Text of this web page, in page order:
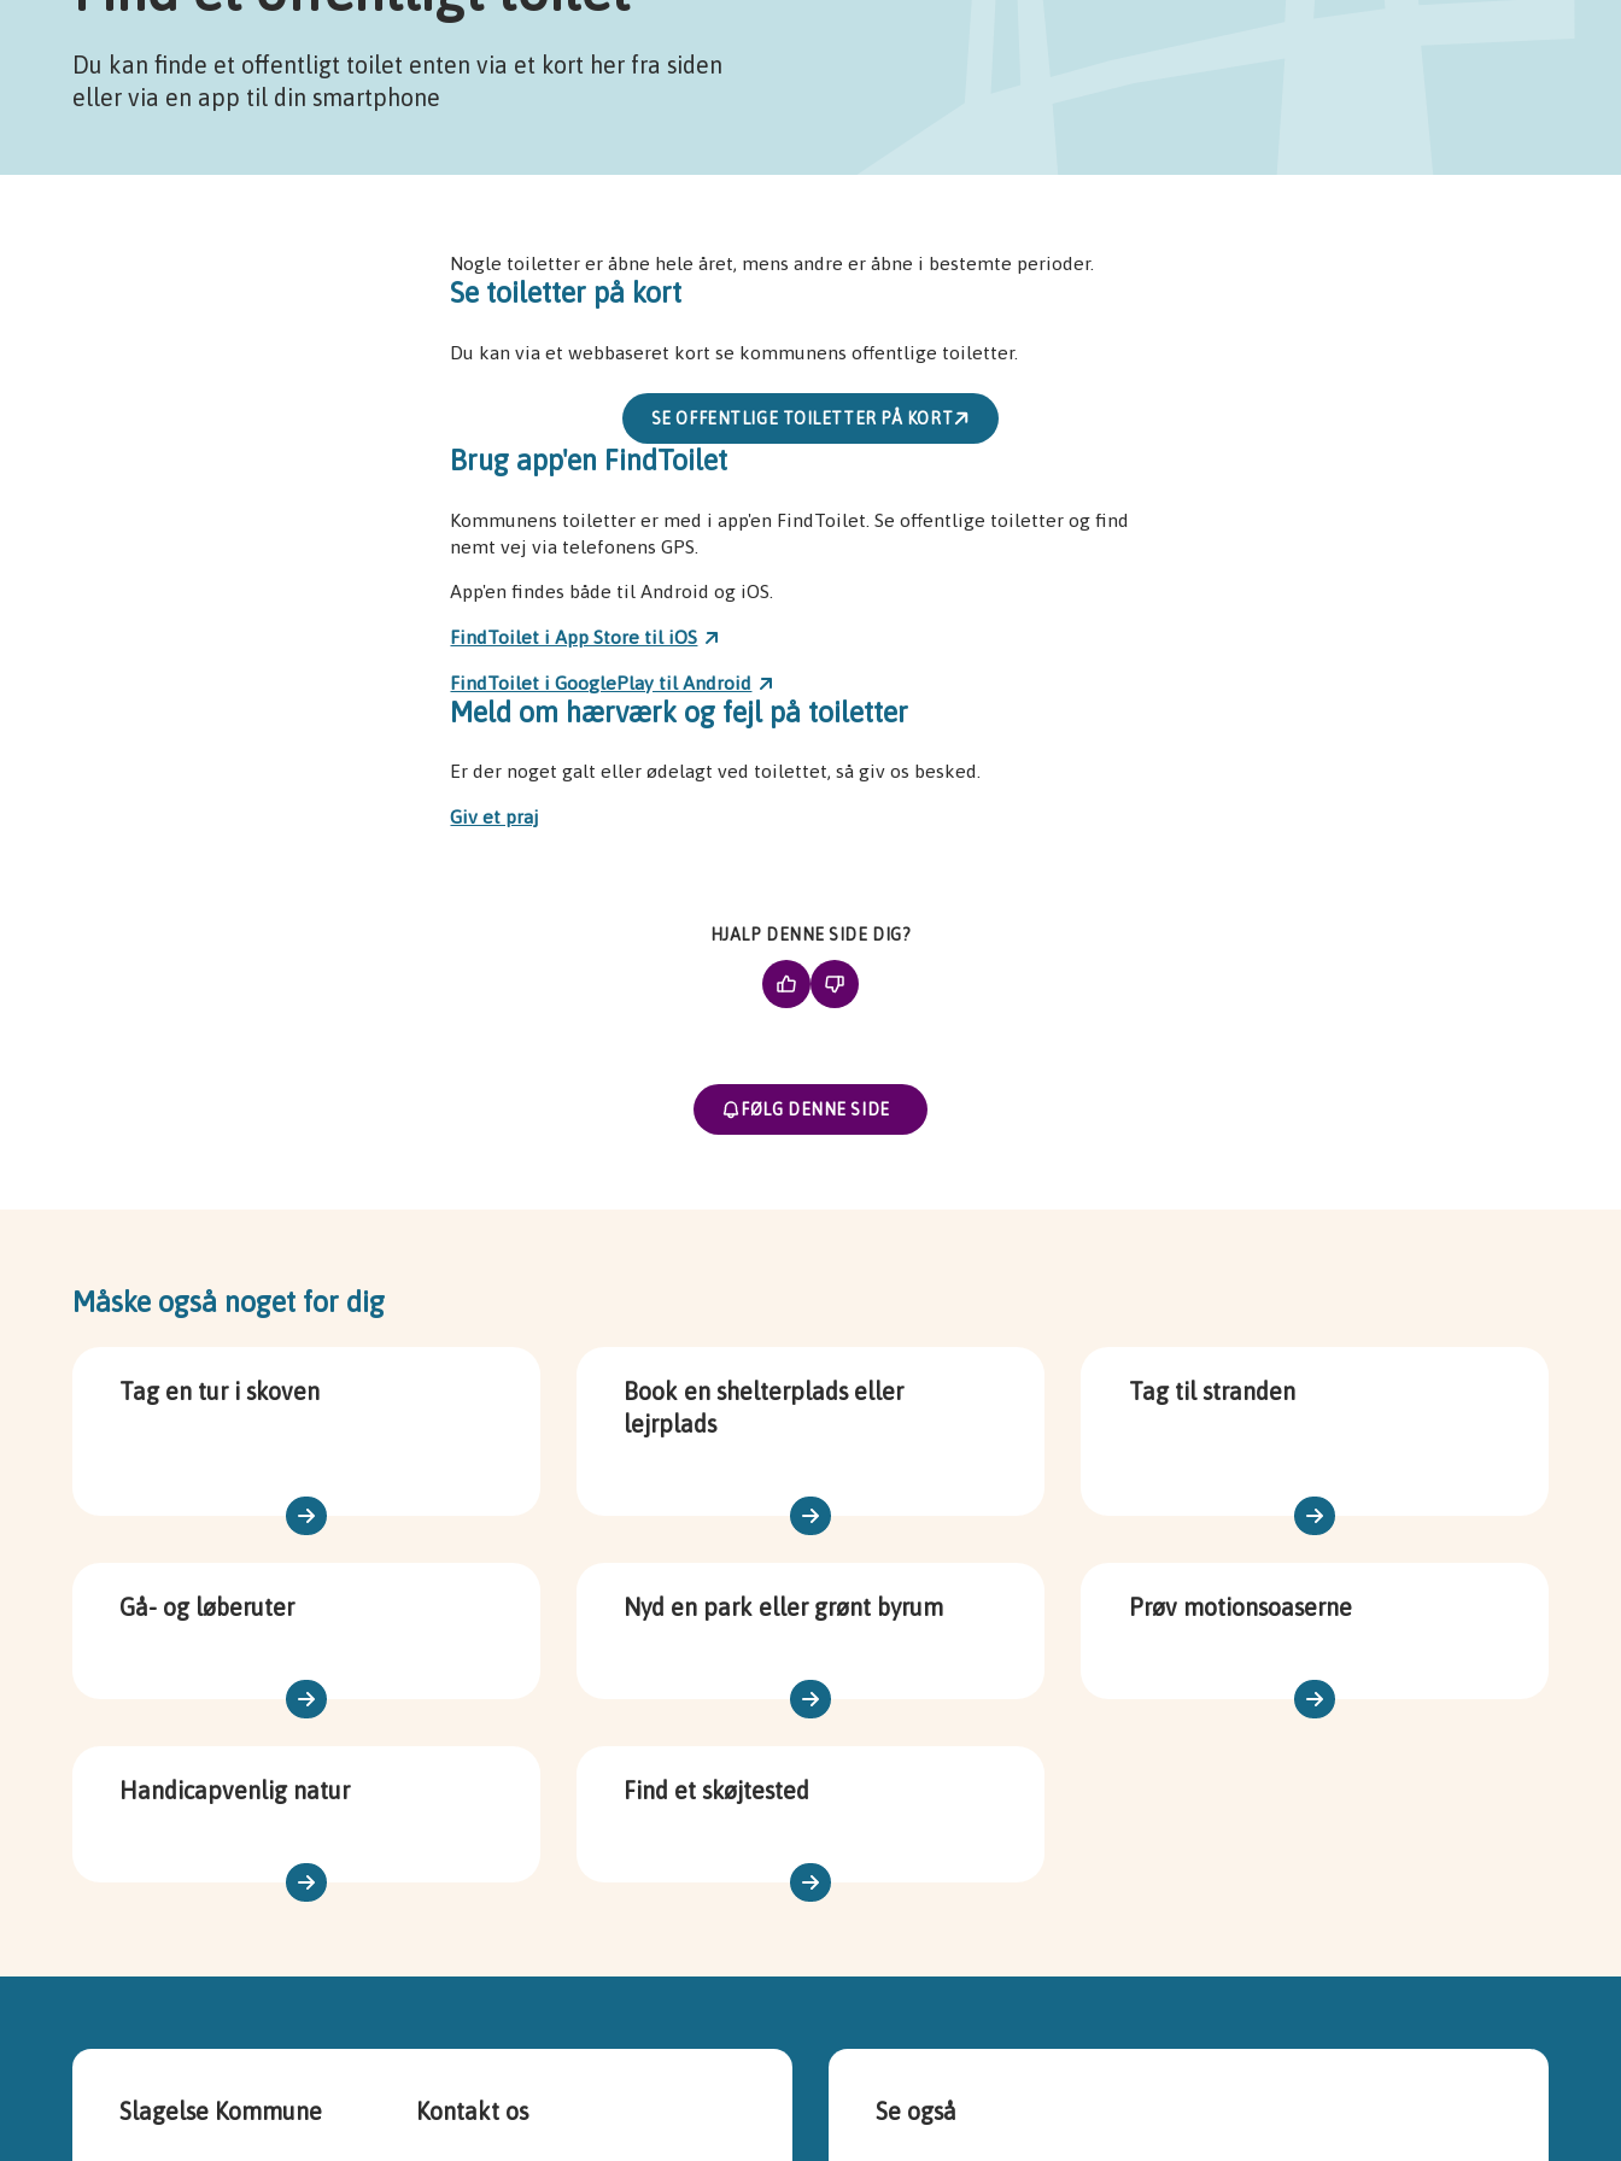
Du kan finde et offentligt toilet enten via et kort her fra siden
eller via en app til din smartphone
Nogle toiletter er åbne hele året, mens andre er åbne i bestemte perioder.
Se toiletter på kort
Du kan via et webbaseret kort se kommunens offentlige toiletter.
SE OFFENTLIGE TOILETTER PÅ KORT
Brug app'en FindToilet
Kommunens toiletter er med i app'en FindToilet. Se offentlige toiletter og find
nemt vej via telefonens GPS.
App'en findes både til Android og iOS.
FindToilet i App Store til iOS
FindToilet i GooglePlay til Android
Meld om hærværk og fejl på toiletter
Er der noget galt eller ødelagt ved toilettet, så giv os besked.
Giv et praj
HJALP DENNE SIDE DIG?
FØLG DENNE SIDE
Måske også noget for dig
Tag en tur i skoven
Book en shelterplads eller
lejrplads
Tag til stranden
Gå- og løberuter Nyd en park eller grønt byrum Prøv motionsoaserne
Handicapvenlig natur Find et skøjtested
Slagelse Kommune Kontakt os Se også